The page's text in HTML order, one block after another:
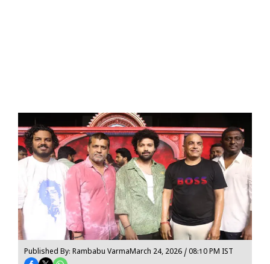
Published By: Rambabu VarmaMarch 24, 2026 / 08:10 PM IST